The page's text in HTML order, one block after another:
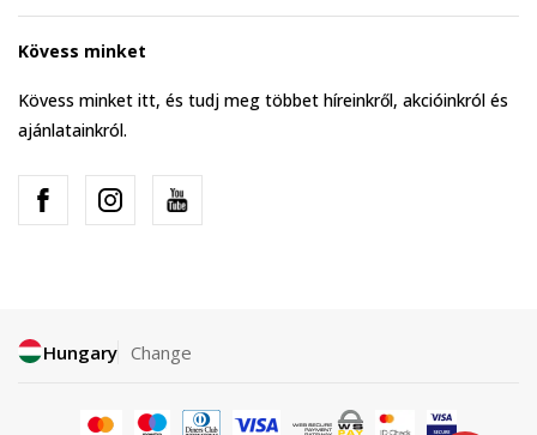
Kövess minket
Kövess minket itt, és tudj meg többet híreinkről, akcióinkról és
ajánlatainkról.
Hungary Change